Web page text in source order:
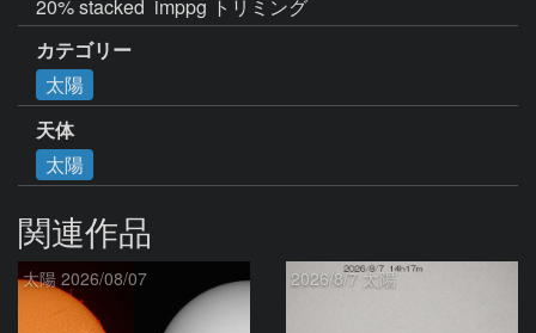
20% stacked  imppg トリミング
カテゴリー
太陽
天体
太陽
関連作品
太陽 2026/08/07 2026/8/7 太陽